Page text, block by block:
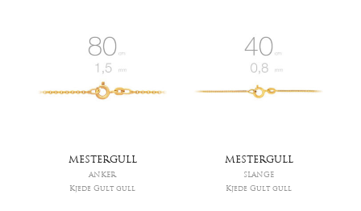
MESTERGULL
ANKER
Kjede Gult gull
MESTERGULL
SLANGE
Kjede Gult gull